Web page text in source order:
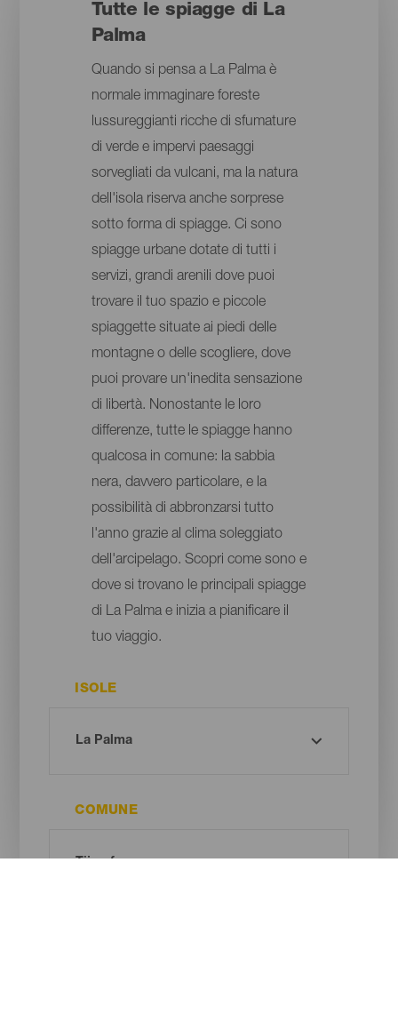
Tutte le spiagge di La
Palma
Quando si pensa a La Palma è
normale immaginare foreste
lussureggianti ricche di sfumature
di verde e impervi paesaggi
sorvegliati da vulcani, ma la natura
dell'isola riserva anche sorprese
sotto forma di spiagge. Ci sono
spiagge urbane dotate di tutti i
servizi, grandi arenili dove puoi
trovare il tuo spazio e piccole
spiaggette situate ai piedi delle
montagne o delle scogliere, dove
puoi provare un'inedita sensazione
di libertà. Nonostante le loro
differenze, tutte le spiagge hanno
qualcosa in comune: la sabbia
nera, davvero particolare, e la
possibilità di abbronzarsi tutto
l'anno grazie al clima soleggiato
dell'arcipelago. Scopri come sono e
dove si trovano le principali spiagge
di La Palma e inizia a pianificare il
tuo viaggio.
ISOLE
COMUNE